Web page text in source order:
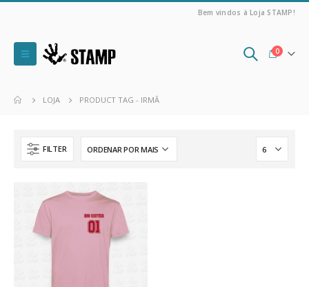
Bem vindos à Loja STAMP!
0
LOJA PRODUCT TAG - IRMÃ
FILTER